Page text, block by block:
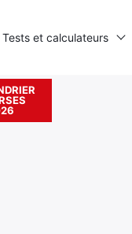
Tests et calculateurs